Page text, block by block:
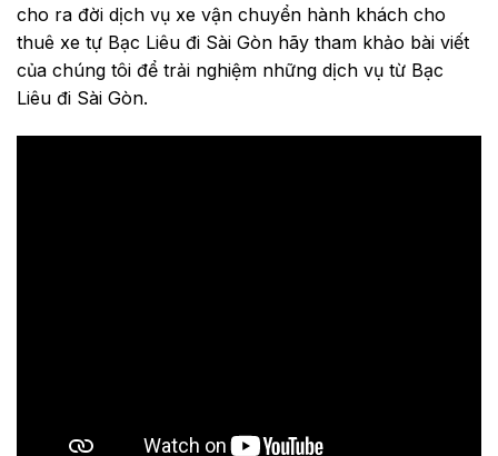
cho ra đời dịch vụ xe vận chuyển hành khách cho
thuê xe tự Bạc Liêu đi Sài Gòn hãy tham khảo bài viết
của chúng tôi để trải nghiệm những dịch vụ từ Bạc
Liêu đi Sài Gòn.